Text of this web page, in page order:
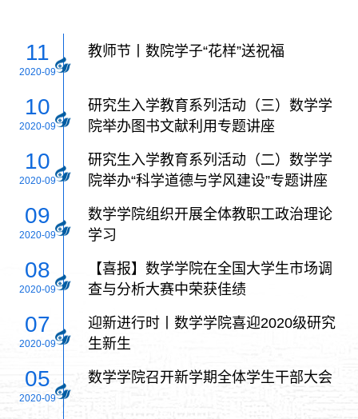
11
2020-09
教师节丨数院学子“花样”送祝福
10
2020-09
研究生入学教育系列活动（三）数学学
院举办图书文献利用专题讲座
10
2020-09
研究生入学教育系列活动（二）数学学
院举办“科学道德与学风建设”专题讲座
09
2020-09
数学学院组织开展全体教职工政治理论
学习
08
2020-09
【喜报】数学学院在全国大学生市场调
查与分析大赛中荣获佳绩
07
2020-09
迎新进行时丨数学学院喜迎2020级研究
生新生
05
2020-09
数学学院召开新学期全体学生干部大会